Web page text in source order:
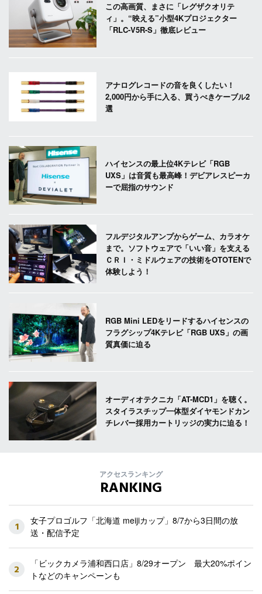
この高画質、まさに「レグザクオリテ
ィ」。“映える”小型4Kプロジェクター
「RLC-V5R-S」徹底レビュー
アナログレコードの音を良くしたい！
2,000円から手に入る、買うべきケーブル2
選
ハイセンスの最上位4Kテレビ「RGB
UXS」は音質も最高峰！デビアレスピーカ
ーで屈指のサウンド
フルデジタルアンプからゲーム、カラオケ
まで。ソフトウェアで「いい音」を支える
ＣＲＩ・ミドルウェアの技術をOTOTENで
体験しよう！
RGB Mini LEDをリードするハイセンスの
フラグシップ4Kテレビ「RGB UXS」の画
質真価に迫る
オーディオテクニカ「AT-MCD1」を聴く。
スタイラスチップ一体型ダイヤモンドカン
チレバー採用カートリッジの実力に迫る！
アクセスランキング
RANKING
1
女子プロゴルフ「北海道 meijiカップ」8/7から3日間の放
送・配信予定
2
「ビックカメラ浦和西口店」8/29オープン 最大20%ポイン
トなどのキャンペーンも